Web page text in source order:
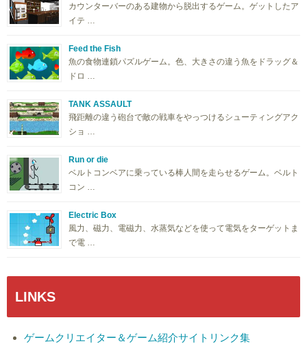
カウンターバーのある建物から脱出するゲーム。ゲットしたア
イテ …
Feed the Fish
魚の食物連鎖パズルゲーム。色、大きさの違う魚をドラッグ＆
ドロ …
TANK ASSAULT
飛距離の違う砲台で敵の戦車をやっつけるシューティングアク
ショ …
Run or die
ベルトコンベアに乗っている棒人間を走らせるゲーム。ベルト
コン …
Electric Box
風力、磁力、電磁力、水蒸気などを使って電気をターゲットま
で電 …
LINKS
ゲームクリエイター＆ゲーム紹介サイトリンク集